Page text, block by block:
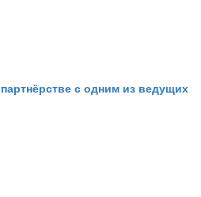
с одним из ведущих